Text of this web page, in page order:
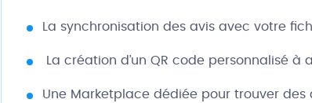
La synchronisation des avis avec votre
La création d’un QR code personnalisé
Une Marketplace dédiée pour trouver